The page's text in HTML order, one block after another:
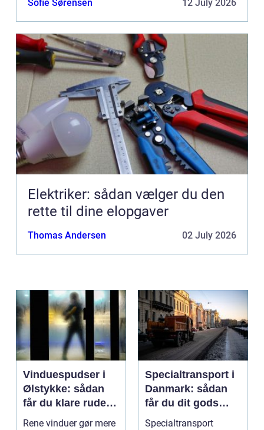
Sofie Sørensen 12 July 2026
Elektriker: sådan vælger du den
rette til dine elopgaver
Thomas Andersen 02 July 2026
Vinduespudser i
Ølstykke: sådan
får du klare ruder
året rundt
Rene vinduer gør mere
Specialtransport i
Danmark: sådan
får du dit gods
sikkert frem
Specialtransport